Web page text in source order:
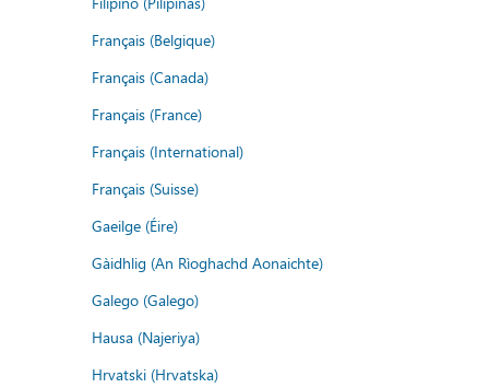
Français (Belgique)
Français (Canada)
Français (France)
Français (International)
Français (Suisse)
Gaeilge (Éire)
Gàidhlig (An Rìoghachd Aonaichte)
Galego (Galego)
Hausa (Najeriya)
Hrvatski (Hrvatska)